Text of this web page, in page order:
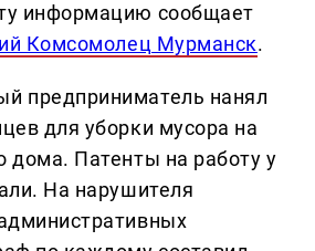
информацию сообщает
Комсомолец Мурманск.
предприниматель нанял
для уборки мусора на
дома. Патенты на работу у
На нарушителя